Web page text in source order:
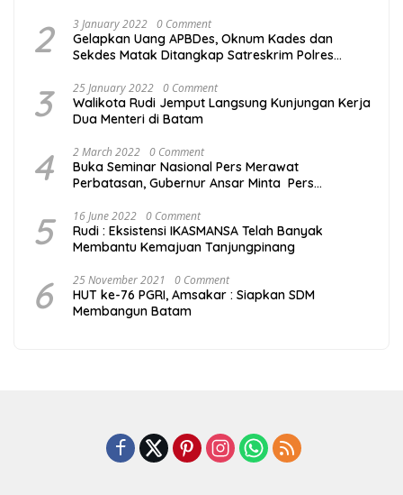
2 3 January 2022 0 Comment
Gelapkan Uang APBDes, Oknum Kades dan
Sekdes Matak Ditangkap Satreskrim Polres
3 25 January 2022 0 Comment
Walikota Rudi Jemput Langsung Kunjungan Kerja
Dua Menteri di Batam
4 2 March 2022 0 Comment
Buka Seminar Nasional Pers Merawat
Perbatasan, Gubernur Ansar Minta Pers
5 16 June 2022 0 Comment
Rudi : Eksistensi IKASMANSA Telah Banyak
Membantu Kemajuan Tanjungpinang
6 25 November 2021 0 Comment
HUT ke-76 PGRI, Amsakar : Siapkan SDM
Membangun Batam